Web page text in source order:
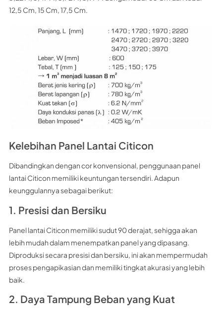
12,5 Cm, 15 Cm, 17,5 Cm.
Kelebihan Panel Lantai Citicon
Dibandingkan dengan cor konvensional, penggunaan panel
lantai Citicon memiliki keuntungan tersendiri. Adapun
keunggulannya sebagai berikut:
1. Presisi dan Bersiku
Panel lantai Citicon memiliki sudut 90 derajat, sehigga akan
lebih mudah dalam menempatkan panel yang dipasang.
Diproduksi secara presisi dan bersiku, ini akan mempermudah
proses pengapikasian dan memiliki tingkat akurasi yang lebih
baik.
2. Daya Tampung Beban yang Kuat